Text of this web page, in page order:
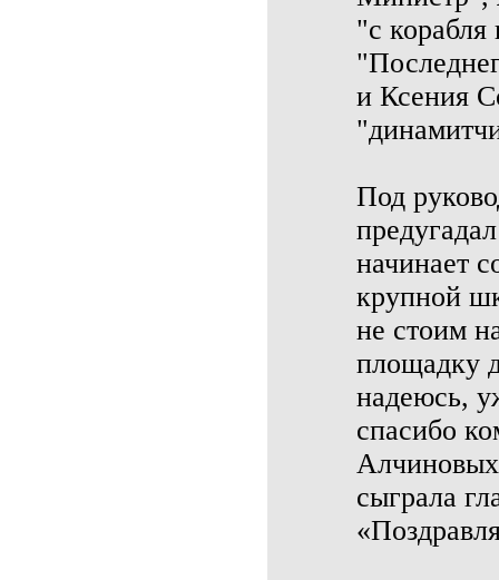
"с
и Ксения
Под
начинает
крупной
не стоим
площадку
надеюсь,
спасибо
сыграла